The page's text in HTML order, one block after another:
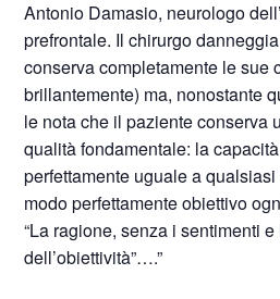
Antonio Damasio, neurologo
prefrontale. Il chirurgo
conserva completamente le sue
brillantemente) ma, nonostante
le nota che il paziente conserva
qualità fondamentale: la
perfettamente uguale a
modo perfettamente obiettivo
“La ragione, senza i sentimenti
dell’obiettività”….”